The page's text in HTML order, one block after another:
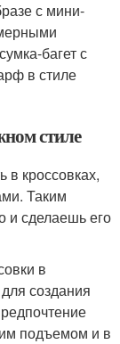
с мини-
багет с
в стиле
стиле
в кроссовках,
Таким
и сделаешь его
в
создания
подъемом и в